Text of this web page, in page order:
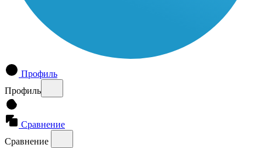
Профиль
Профиль
Сравнение
Сравнение